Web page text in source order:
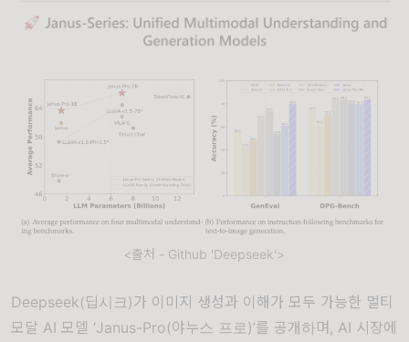
<출처 - Github 'Deepseek'>
Deepseek(딥시크)가 이미지 생성과 이해가 모두 가능한 멀티
모달 AI 모델 ‘Janus-Pro(야누스 프로)’를 공개하며, AI 시장에